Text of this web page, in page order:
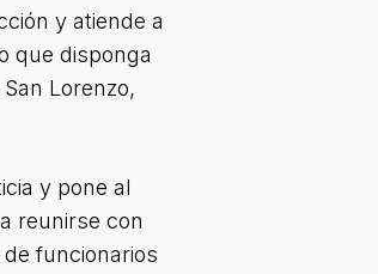
y atiende a
que disponga
Lorenzo,
y pone al
reunirse con
funcionarios